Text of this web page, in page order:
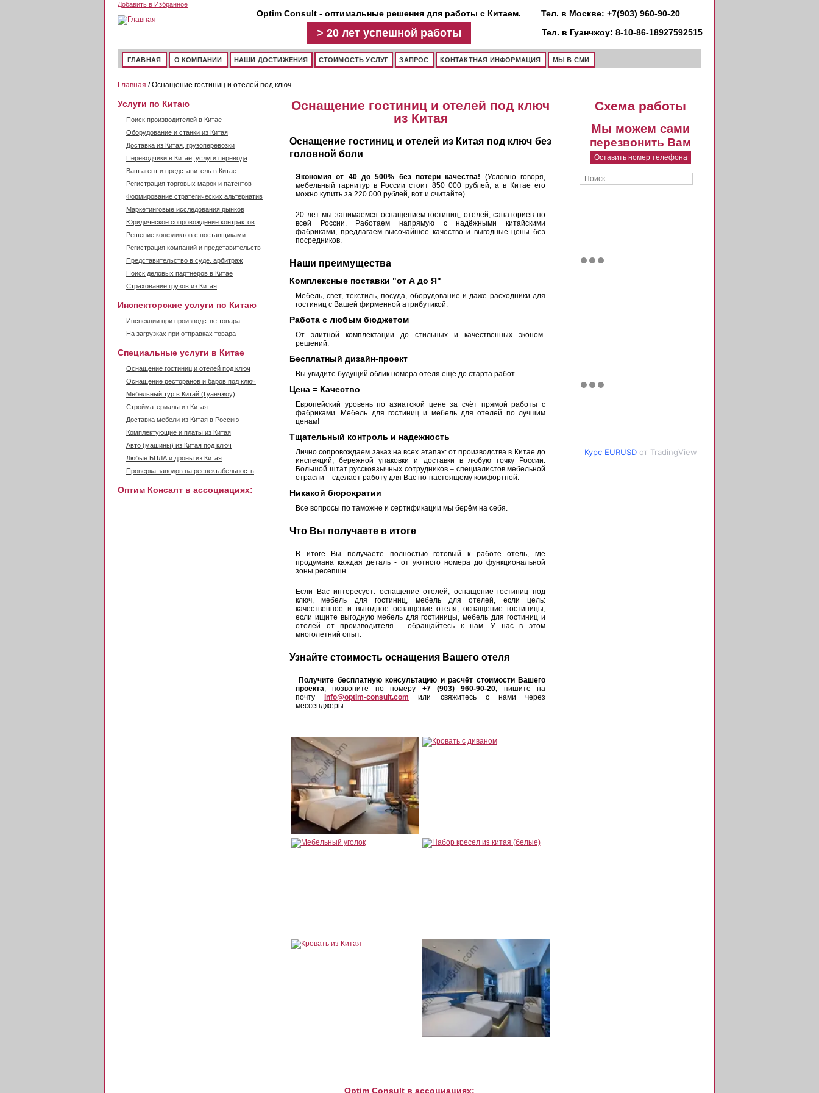
Перейти к основному содержаниюДобавить в Избранное
Optim Consult - оптимальные решения для работы с Китаем.
> 20 летуспешной работы
Тел. в Москве: +7(903) 960-90-20
Тел. в Гуанчжоу: 8-10-86-18927592515
ГЛАВНАЯ О КОМПАНИИ НАШИ ДОСТИЖЕНИЯ СТОИМОСТЬ УСЛУГ ЗАПРОС КОНТАКТНАЯ ИНФОРМАЦИЯ МЫ В СМИ
Главная / Оснащение гостиниц и отелей под ключ
Оснащение гостиниц и отелей под ключ
из Китая
Оснащение гостиниц и отелей из Китая под ключ без
головной боли
Экономия от 40 до 500% без потери качества! (Условно говоря,
мебельный гарнитур в России стоит 850 000 рублей, а в Китае его
можно купить за 220 000 рублей, вот и считайте).
20 лет мы занимаемся оснащением гостиниц, отелей, санаториев по
всей России. Работаем напрямую с надёжными китайскими
фабриками, предлагаем высочайшее качество и выгодные цены без
посредников.
Наши преимущества
Комплексные поставки "от А до Я"
Мебель, свет, текстиль, посуда, оборудование и даже расходники для
гостиниц с Вашей фирменной атрибутикой.
Работа с любым бюджетом
От элитной комплектации до стильных и качественных эконом-
решений.
Бесплатный дизайн-проект
Вы увидите будущий облик номера отеля ещё до старта работ.
Цена = Качество
Европейский уровень по азиатской цене за счёт прямой работы с
фабриками. Мебель для гостиниц и мебель для отелей по лучшим
ценам!
Тщательный контроль и надежность
Лично сопровождаем заказ на всех этапах: от производства в Китае до
инспекций, бережной упаковки и доставки в любую точку России.
Большой штат русскоязычных сотрудников – специалистов мебельной
отрасли – сделает работу для Вас по-настоящему комфортной.
Никакой бюрократии
Все вопросы по таможне и сертификации мы берём на себя.
Что Вы получаете в итоге
В итоге Вы получаете полностью готовый к работе отель, где
продумана каждая деталь - от уютного номера до функциональной
зоны ресепшн.
Если Вас интересует: оснащение отелей, оснащение гостиниц под
ключ, мебель для гостиниц, мебель для отелей, если цель:
качественное и выгодное оснащение отеля, оснащение гостиницы,
если ищите выгодную мебель для гостиницы, мебель для гостиниц и
отелей от производителя - обращайтесь к нам. У нас в этом
многолетний опыт.
Узнайте стоимость оснащения Вашего отеля
Получите бесплатную консультацию и расчёт стоимости Вашего
проекта, позвоните по номеру +7 (903) 960-90-20, пишите на
почтуinfo@optim-consult.com или свяжитесь с нами через
мессенджеры.
Услуги по Китаю
Поиск производителей в Китае
Оборудование и станки из Китая
Доставка из Китая, грузоперевозки
Переводчики в Китае, услуги перевода
Ваш агент и представитель в Китае
Регистрация торговых марок и патентов
Формирование стратегических альтернатив
Маркетинговые исследования рынков
Юридическое сопровождение контрактов
Решение конфликтов с поставщиками
Регистрация компаний и представительств
Представительство в суде, арбитраж
Поиск деловых партнеров в Китае
Страхование грузов из Китая
Инспекторские услуги по Китаю
Инспекции при производстве товара
На загрузках при отправках товара
Специальные услуги в Китае
Оснащение гостиниц и отелей под ключ
Оснащение ресторанов и баров под ключ
Мебельный тур в Китай (Гуанчжоу)
Стройматериалы из Китая
Доставка мебели из Китая в Россию
Комплектующие и платы из Китая
Авто (машины) из Китая под ключ
Любые БПЛА и дроны из Китая
Проверка заводов на респектабельность
Оптим Консалт в ассоциациях:
Схема работы
Мы можем сами
перезвонить Вам
Оставить номер телефона
Форма поиска
Поиск
Курс EURUSDот TradingView
Optim Consult в ассоциациях: